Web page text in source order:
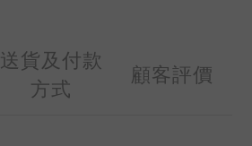
送貨及付款
方式
顧客評價